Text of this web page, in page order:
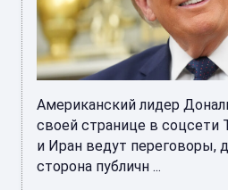
Американский лидер
своей странице в соцсети
и Иран ведут переговоры,
сторона публичн ...